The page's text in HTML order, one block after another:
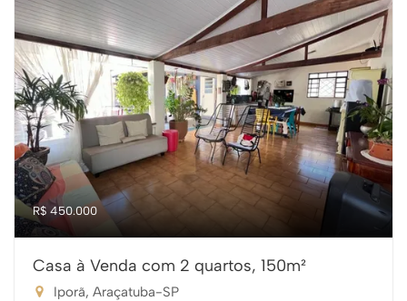
R$ 450.000
Casa à Venda com 2 quartos, 150m²
Iporã, Araçatuba-SP